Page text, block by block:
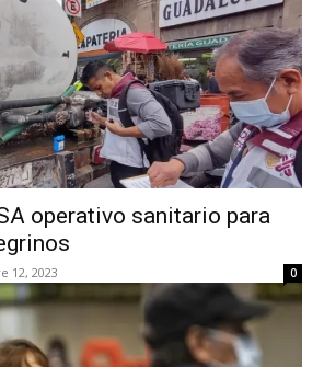
operativo sanitario para
12, 2023 0